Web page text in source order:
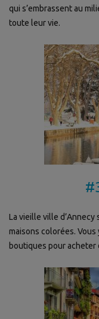
qui s’embrassent au
toute leur vie.
La vieille ville d’Annecy
maisons colorées.
boutiques pour acheter